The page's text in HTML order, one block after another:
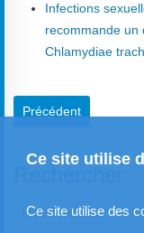
Ce site utilise
Ce site utilise des
Infections
recommande un
Chlamydiae
Article précédent :
Précédent